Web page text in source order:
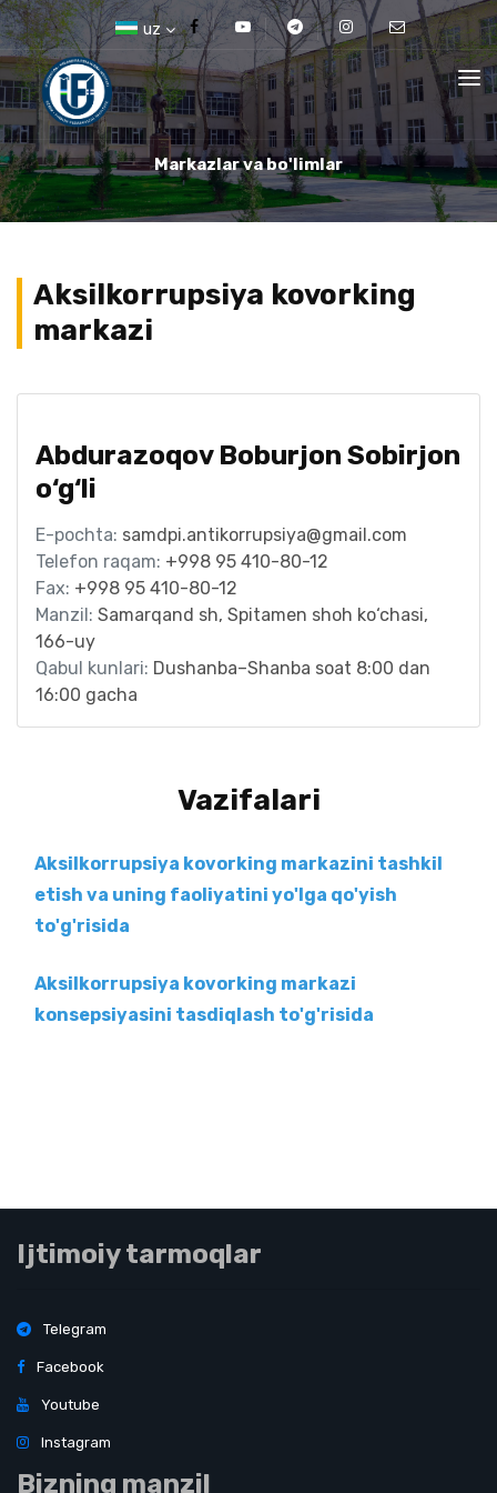
uz
Markazlar va bo'limlar
Aksilkorrupsiya kovorking
markazi
Abdurazoqov Boburjon Sobirjon
o‘g‘li
E-pochta: samdpi.antikorrupsiya@gmail.com
Telefon raqam: +998 95 410-80-12
Fax: +998 95 410-80-12
Manzil: Samarqand sh, Spitamen shoh ko‘chasi,
166-uy
Qabul kunlari: Dushanba–Shanba soat 8:00 dan
16:00 gacha
Vazifalari
Aksilkorrupsiya kovorking markazini tashkil
etish va uning faoliyatini yo'lga qo'yish
to'g'risida
Aksilkorrupsiya kovorking markazi
konsepsiyasini tasdiqlash to'g'risida
Ijtimoiy tarmoqlar
Telegram
Facebook
Youtube
Instagram
Bizning manzil